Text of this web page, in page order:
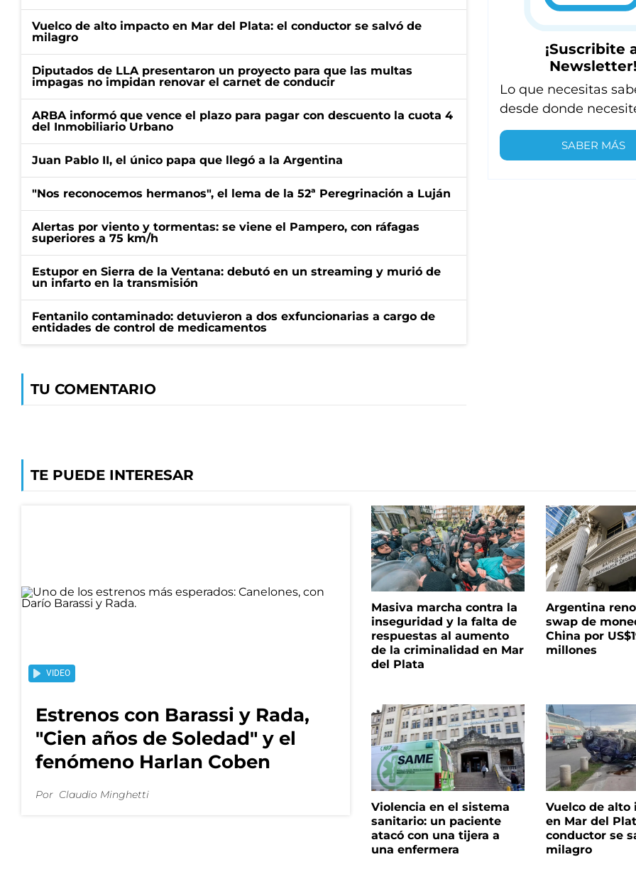
Vuelco de alto impacto en Mar del Plata: el conductor se salvó de
milagro
Diputados de LLA presentaron un proyecto para que las multas
impagas no impidan renovar el carnet de conducir
ARBA informó que vence el plazo para pagar con descuento la cuota 4
del Inmobiliario Urbano
Juan Pablo II, el único papa que llegó a la Argentina
"Nos reconocemos hermanos", el lema de la 52ª Peregrinación a Luján
Alertas por viento y tormentas: se viene el Pampero, con ráfagas
superiores a 75 km/h
Estupor en Sierra de la Ventana: debutó en un streaming y murió de
un infarto en la transmisión
Fentanilo contaminado: detuvieron a dos exfuncionarias a cargo de
entidades de control de medicamentos
TU COMENTARIO
¡Suscribite
Newsletter!
Lo que necesitas
desde donde
SABER MÁS
TE PUEDE INTERESAR
VIDEO
Estrenos con Barassi y Rada,
"Cien años de Soledad" y el
fenómeno Harlan Coben
Por Claudio Minghetti
Masiva marcha contra la
inseguridad y la falta de
respuestas al aumento
de la criminalidad en Mar
del Plata
Argentina
swap de
China por
millones
Violencia en el sistema
sanitario: un paciente
atacó con una tijera a
una enfermera
Vuelco de alto
en Mar del
conductor se
milagro